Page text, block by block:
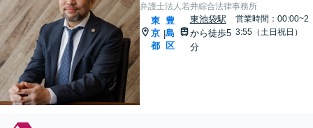
弁護士法人若井綜合法律事務所
東
京
都
|
豊
島
区
東池袋駅
から徒歩5
分
営業時間：00:00~2
3:55（土日祝日）